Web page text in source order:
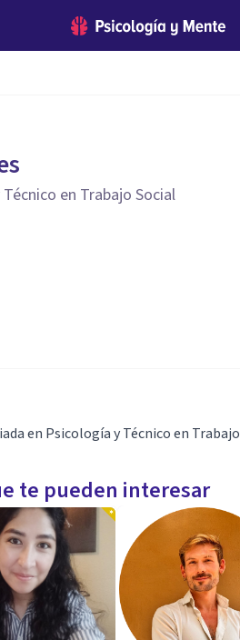
en Trabajo Social
en Psicología y Técnico en
te pueden interesar